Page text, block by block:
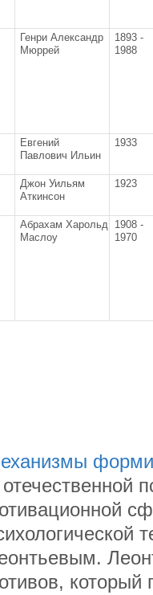
Генри Александр
Мюррей
1893 -
1988
Евгений
Павлович Ильин
1933
Джон Уильям
Аткинсон
1923
Абрахам Харольд
Маслоу
1908 -
1970
который